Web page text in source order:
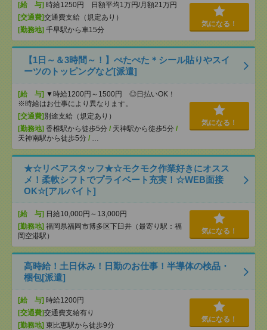
[給 与] 時給1250円 日額平均1万円/月額21万円
[交通費]交通費支給（規定あり）
[勤務地] 千早駅から車15分
気になる！
【1日～＆3時間～！】ぺたぺた＊シール貼りやスイ
ーツのトッピングなど[派遣]
[給 与] ▼時給1200円～1500円 ◎日払いOK！
※時給はお仕事により異なります。
[交通費] 別途支給（規定あり）
[勤務地] 香椎駅から徒歩5分 / 天神駅から徒歩5分 /
天神南駅から徒歩5分 / …
気になる！
★☆リペアスタッフ★☆モクモク作業好きにオスス
メ！柔軟シフトでプライベート充実！☆WEB面接
OK☆[アルバイト]
[給 与] 日給10,000円～13,000円
[勤務地] 福岡県福岡市博多区下臼井（最寄り駅：福
岡空港駅）
気になる！
高時給！土日休み！日勤のお仕事！半導体の検品・
梱包[派遣]
[給 与] 時給1200円
[交通費]交通費支給有り
[勤務地] 東比恵駅から徒歩9分
気になる！